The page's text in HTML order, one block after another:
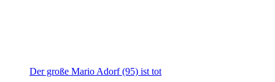
Der große Mario Adorf (95) ist tot